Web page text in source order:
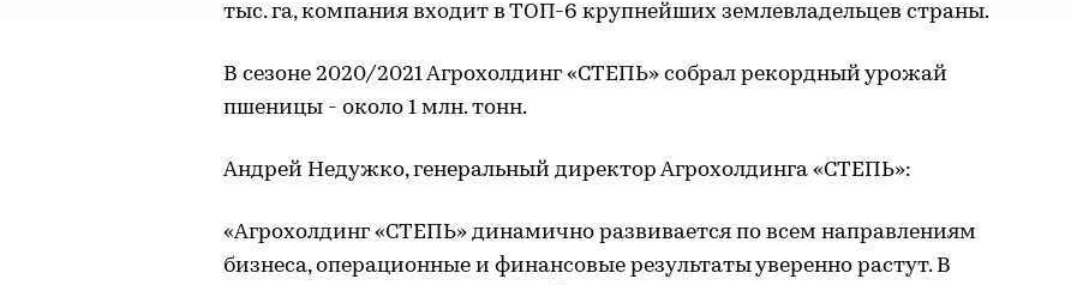
тыс. га, компания входит в ТОП-6 крупнейших землевладельцев страны.
В сезоне 2020/2021 Агрохолдинг «СТЕПЬ» собрал рекордный урожай
пшеницы - около 1 млн. тонн.
Андрей Недужко, генеральный директор Агрохолдинга «СТЕПЬ»:
«Агрохолдинг «СТЕПЬ» динамично развивается по всем направлениям
бизнеса, операционные и финансовые результаты уверенно растут. В